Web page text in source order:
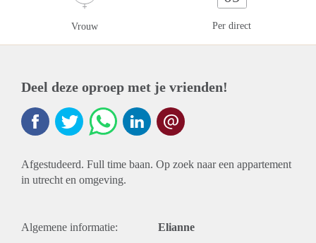
Vrouw Per direct
Deel deze oproep met je vrienden!
Afgestudeerd. Full time baan. Op zoek naar een appartement
in utrecht en omgeving.
Algemene informatie: Elianne